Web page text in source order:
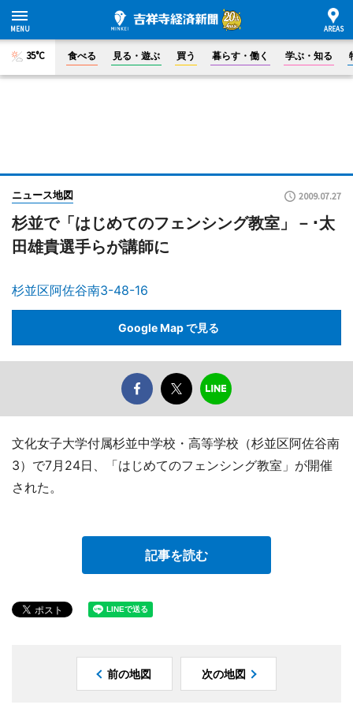
35°C 食べる 見る・遊ぶ 買う 暮らす・働く 学ぶ・知る
ニュース地図 2009.07.27
杉並で「はじめてのフェンシング教室」－･太
田雄貴選手らが講師に
杉並区阿佐谷南3-48-16
Google Map で見る
文化女子大学付属杉並中学校・高等学校（杉並区阿佐谷南
3）で7月24日、「はじめてのフェンシング教室」が開催
された。
記事を読む
前の地図 次の地図